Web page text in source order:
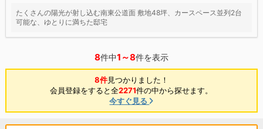
たくさんの陽光が射し込む南東公道面 敷地48坪、カースペース並列2台
可能な、ゆとりに満ちた邸宅
8件中1～8件を表示
8件見つかりました！
会員登録をすると全2271件の中から探せます。
今すぐ見る